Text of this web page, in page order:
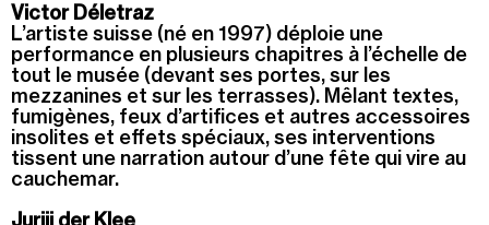
Victor Déletraz
L’artiste suisse (né en 1997) déploie une
performance en plusieurs chapitres à l’échelle de
tout le musée (devant ses portes, sur les
mezzanines et sur les terrasses). Mêlant textes,
fumigènes, feux d’artifices et autres accessoires
insolites et effets spéciaux, ses interventions
tissent une narration autour d’une fête qui vire au
cauchemar.